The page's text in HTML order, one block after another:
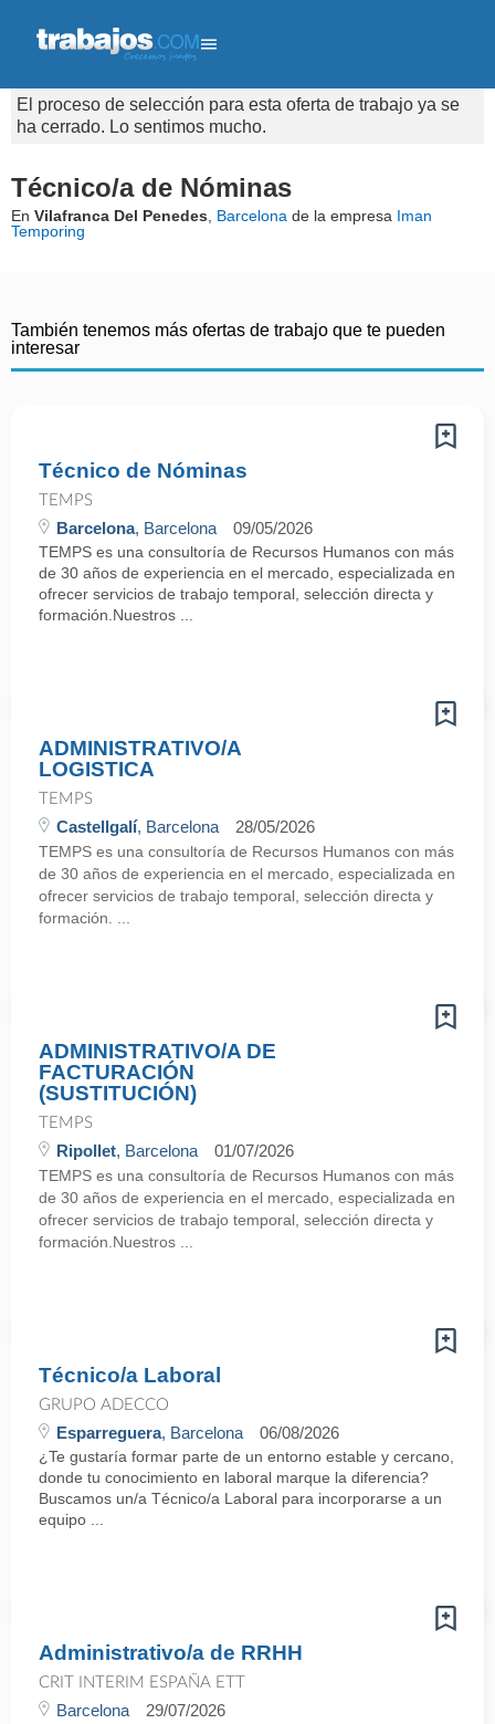
El proceso de selección para esta oferta de trabajo ya se
ha cerrado. Lo sentimos mucho.
Técnico/a de Nóminas
En Vilafranca Del Penedes Barcelona de la empresa Iman
Temporing
También tenemos más ofertas de trabajo que te pueden
interesar
Técnico de Nóminas
TEMPS
Barcelona, Barcelona 09/05/2026
TEMPS es una consultoría de Recursos Humanos con más
de 30 años de experiencia en el mercado, especializada en
ofrecer servicios de trabajo temporal, selección directa y
formación.Nuestros ...
ADMINISTRATIVO/A
LOGISTICA
TEMPS
Castellgalí, Barcelona 28/05/2026
TEMPS es una consultoría de Recursos Humanos con más
de 30 años de experiencia en el mercado, especializada en
ofrecer servicios de trabajo temporal, selección directa y
formación. ...
ADMINISTRATIVO/A DE
FACTURACIÓN
(SUSTITUCIÓN)
TEMPS
Ripollet, Barcelona 01/07/2026
TEMPS es una consultoría de Recursos Humanos con más
de 30 años de experiencia en el mercado, especializada en
ofrecer servicios de trabajo temporal, selección directa y
formación.Nuestros ...
Técnico/a Laboral
GRUPO ADECCO
Esparreguera, Barcelona 06/08/2026
¿Te gustaría formar parte de un entorno estable y cercano,
donde tu conocimiento en laboral marque la diferencia?
Buscamos un/a Técnico/a Laboral para incorporarse a un
equipo ...
Administrativo/a de RRHH
CRIT INTERIM ESPAÑA ETT
Barcelona 29/07/2026